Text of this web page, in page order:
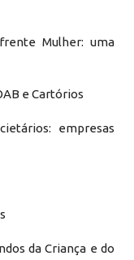
Mulher: uma
e Cartórios
empresas
da Criança e do